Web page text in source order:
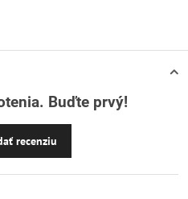
Buďte prvý!
recenziu